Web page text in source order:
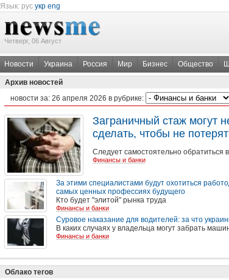
Язык: рус укр eng
Четверг, 06 Август
Новости Украина Россия Мир Бизнес Общество
Архив новостей
новости за: 26 апреля 2026 в рубрике:
Заграничный стаж могут
сделать, чтобы не
Следует самостоятельно обратиться
Финансы и банки
За этими специалистами будут охотиться
самых ценных профессиях будущего
Кто будет "элитой" рынка труда
Финансы и банки
Суровое наказание для водителей: за что
В каких случаях у владельца могут забрать
Финансы и банки
Облако тегов